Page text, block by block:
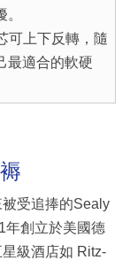
可上下反轉，隨
最適合的軟硬
受追捧的Sealy
年創立於美國德
級酒店如 Ritz-